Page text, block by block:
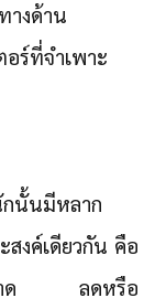
างด้าน
อร์ที่จำเพาะ
นั้นมีหลาก
งค์เดียวกัน คือ
ะอาด ลดหรือ